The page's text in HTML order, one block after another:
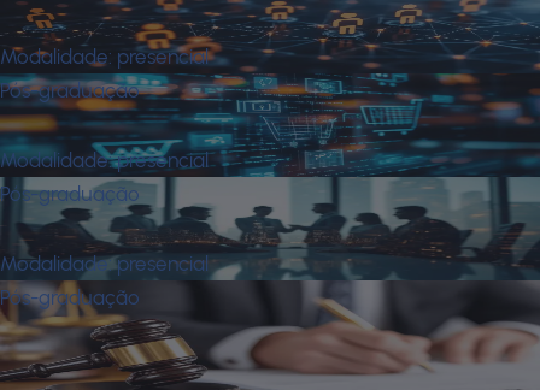
Mba em Recursos Humanos
Modalidade: presencial
Pós-graduação
Mba em Varejo
Modalidade: presencial
Pós-graduação
Mba Empresarial
Modalidade: presencial
Pós-graduação
Mba Executivo em Direito
Empresarial